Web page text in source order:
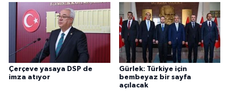
Çerçeve yasaya DSP de
imza atıyor
Gürlek: Türkiye için
bembeyaz bir sayfa
açılacak